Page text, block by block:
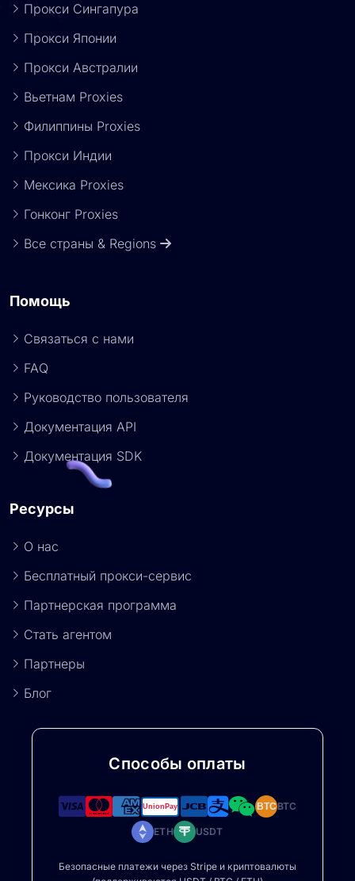
Прокси Сингапура
Прокси Японии
Прокси Австралии
Вьетнам Proxies
Филиппины Proxies
Прокси Индии
Мексика Proxies
Гонконг Proxies
Все страны & Regions
Помощь
Связаться с нами
FAQ
Руководство пользователя
Документация API
Документация SDK
Ресурсы
О нас
Бесплатный прокси-сервис
Партнерская программа
Стать агентом
Партнеры
Блог
Способы оплаты
BTCBTC
ETH USDT
Безопасные платежи через Stripe и криптовалюты